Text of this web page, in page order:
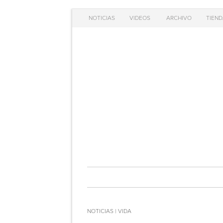
NOTICIAS VIDEOS ARCHIVO
NOTICIAS | VIDA